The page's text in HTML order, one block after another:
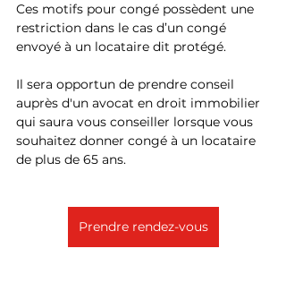
Ces motifs pour congé possèdent une
restriction dans le cas d’un congé
envoyé à un locataire dit protégé.
Il sera opportun de prendre conseil
auprès d'un avocat en droit immobilier
qui saura vous conseiller lorsque vous
souhaitez donner congé à un locataire
de plus de 65 ans.
Prendre rendez-vous